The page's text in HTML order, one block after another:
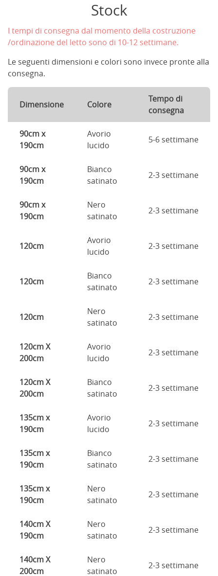
Stock
I tempi di consegna dal momento della costruzione
/ordinazione del letto sono di 10-12 settimane.
Le seguenti dimensioni e colori sono invece pronte alla
consegna.
Dimensione Colore
Tempo di
consegna
90cm x
190cm
Avorio
lucido
5-6 settimane
90cm x
190cm
Bianco
satinato
2-3 settimane
90cm x
190cm
Nero
satinato
2-3 settimane
120cm
Avorio
lucido
2-3 settimane
120cm
Bianco
satinato
2-3 settimane
120cm
Nero
satinato
2-3 settimane
120cm X
200cm
Avorio
lucido
2-3 settimane
120cm X
200cm
Bianco
satinato
2-3 settimane
135cm x
190cm
Avorio
lucido
2-3 settimane
135cm x
190cm
Bianco
satinato
2-3 settimane
135cm x
190cm
Nero
satinato
2-3 settimane
140cm X
190cm
Nero
satinato
2-3 settimane
140cm X
200cm
Nero
satinato
2-3 settimane